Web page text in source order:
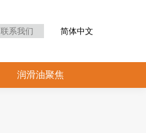
联系我们 简体中文
润滑油聚焦